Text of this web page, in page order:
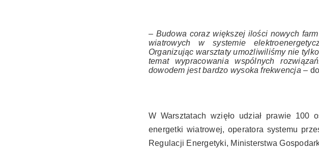
– Budowa coraz większej ilości nowych
wiatrowych w systemie
Organizując warsztaty umożliwiliśmy nie
temat wypracowania wspólnych
dowodem jest bardzo wysoka frekwencja –
W Warsztatach wzięło udział prawie 100
energetki wiatrowej, operatora systemu
Regulacji Energetyki, Ministerstwa